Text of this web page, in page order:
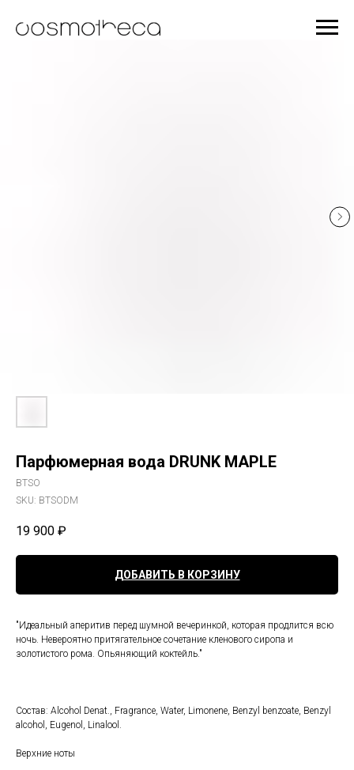
Парфюмерная вода DRUNK MAPLE
BTSO
SKU: BTSODM
19 900 ₽
ДОБАВИТЬ В КОРЗИНУ
"Идеальный аперитив перед шумной вечеринкой, которая продлится всю
ночь. Невероятно притягательное сочетание кленового сиропа и
золотистого рома. Опьяняющий коктейль."
Состав: Alcohol Denat., Fragrance, Water, Limonene, Benzyl benzoate, Benzyl
alcohol, Eugenol, Linalool.
Верхние ноты